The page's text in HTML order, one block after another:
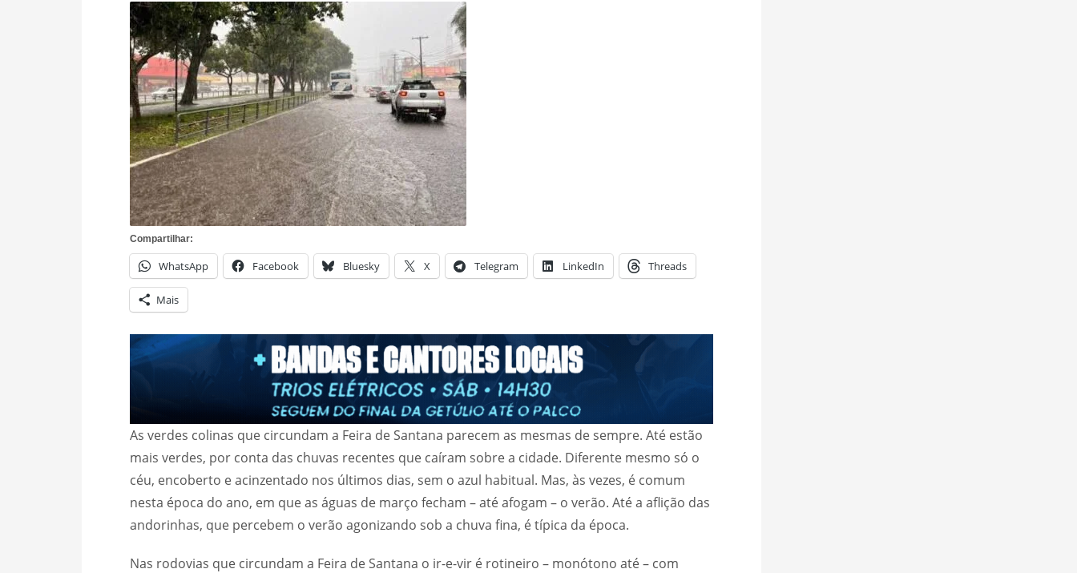
Compartilhar:
WhatsApp Facebook Bluesky X Telegram LinkedIn Threads
Mais
As verdes colinas que circundam a Feira de Santana parecem as mesmas de sempre. Até estão
mais verdes, por conta das chuvas recentes que caíram sobre a cidade. Diferente mesmo só o
céu, encoberto e acinzentado nos últimos dias, sem o azul habitual. Mas, às vezes, é comum
nesta época do ano, em que as águas de março fecham – até afogam – o verão. Até a aflição das
andorinhas, que percebem o verão agonizando sob a chuva fina, é típica da época.
Nas rodovias que circundam a Feira de Santana o ir-e-vir é rotineiro – monótono até – com